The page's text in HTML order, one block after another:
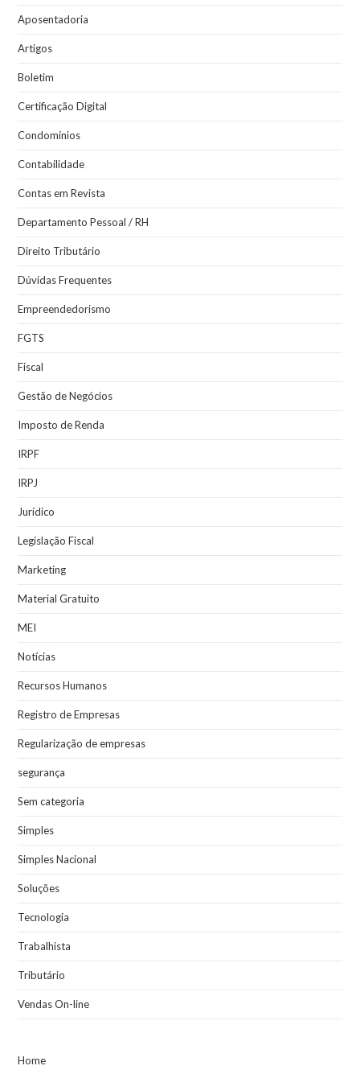
Aposentadoria
Artigos
Boletim
Certificação Digital
Condomínios
Contabilidade
Contas em Revista
Departamento Pessoal / RH
Direito Tributário
Dúvidas Frequentes
Empreendedorismo
FGTS
Fiscal
Gestão de Negócios
Imposto de Renda
IRPF
IRPJ
Jurídico
Legislação Fiscal
Marketing
Material Gratuito
MEI
Notícias
Recursos Humanos
Registro de Empresas
Regularização de empresas
segurança
Sem categoria
Simples
Simples Nacional
Soluções
Tecnologia
Trabalhista
Tributário
Vendas On-line
Home